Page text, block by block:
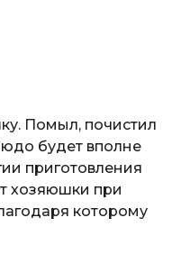
Помыл, почистил
будет вполне
приготовления
хозяюшки при
которому